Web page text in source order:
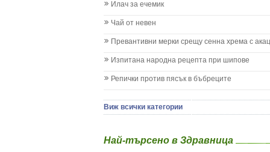
Кашлица при бебето и детето
Колики
Менингит
Млечница
Нощно напикаване - енуреза
Плач
Илач за ечемик
Чай от невен
Превантивни мерки срещу сенна хрема с
Изпитана народна рецепта при шипове
Репички против пясък в бъбреците
Виж всички категории
Най-търсено в Здравница